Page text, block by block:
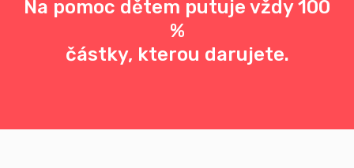
Na pomoc dětem putuje vždy 100
%
částky, kterou darujete.